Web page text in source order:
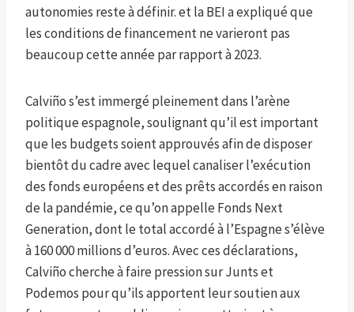
autonomies reste à définir. et la BEI a expliqué que
les conditions de financement ne varieront pas
beaucoup cette année par rapport à 2023.
Calviño s’est immergé pleinement dans l’arène
politique espagnole, soulignant qu’il est important
que les budgets soient approuvés afin de disposer
bientôt du cadre avec lequel canaliser l’exécution
des fonds européens et des prêts accordés en raison
de la pandémie, ce qu’on appelle Fonds Next
Generation, dont le total accordé à l’Espagne s’élève
à 160 000 millions d’euros. Avec ces déclarations,
Calviño cherche à faire pression sur Junts et
Podemos pour qu’ils apportent leur soutien aux